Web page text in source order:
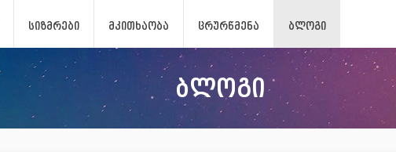
ᲡᲘᲖᲛᲠᲔᲑᲘ ᲛᲙᲘᲗᲮᲐᲝᲑᲐ ᲪᲠᲣᲠᲬᲛᲔᲜᲐ ᲑᲚᲝᲒᲘ
ბლოგი